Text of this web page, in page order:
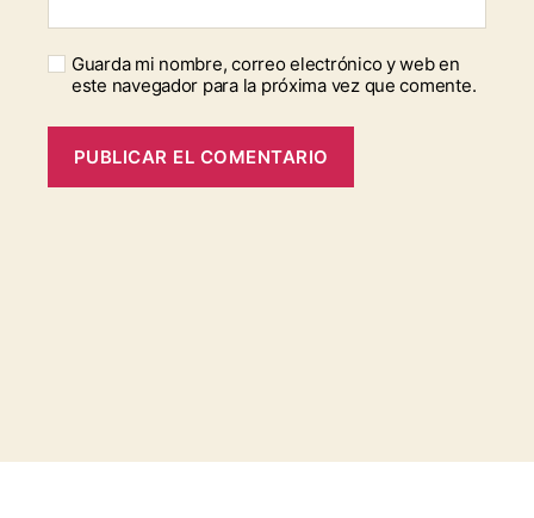
Guarda mi nombre, correo electrónico y web en
este navegador para la próxima vez que comente.